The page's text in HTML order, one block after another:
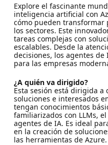
Explore el fascinante
inteligencia artificial con
cómo pueden transformar
los sectores. Este
tareas complejas con
escalables. Desde la
decisiones, los agentes
para las empresas
¿A quién va dirigido?
Esta sesión está dirigida
soluciones e interesados
tengan conocimientos
familiarizados con LLMs,
agentes de IA. Es ideal
en la creación de
las herramientas de Azure.